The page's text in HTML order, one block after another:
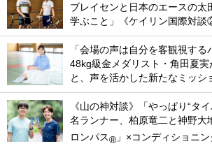
ブレイセンと日本のエースの太
学ぶこと」《ケイリン国際対談
「会場の声は自分を客観視す
48kg級金メダリスト・角田夏実
と、声を活かした新たなミッシ
《山の神対談》「やっぱり“タ
名ランナー、柏原竜二と神野大
ロンパス® 」×コンディショニ